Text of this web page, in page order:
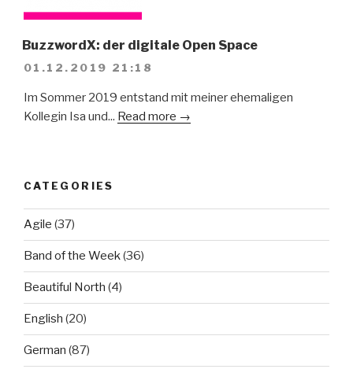
BuzzwordX: der digitale Open Space
01.12.2019 21:18
Im Sommer 2019 entstand mit meiner ehemaligen
Kollegin Isa und... Read more →
CATEGORIES
Agile (37)
Band of the Week(36)
Beautiful North (4)
English (20)
German (87)